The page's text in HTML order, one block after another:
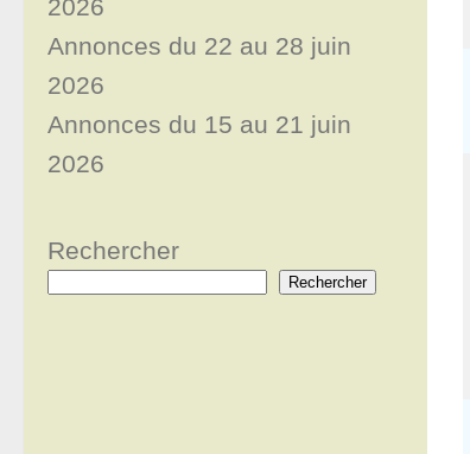
2026
Annonces du 22 au 28 juin
2026
Annonces du 15 au 21 juin
2026
Rechercher
Rechercher